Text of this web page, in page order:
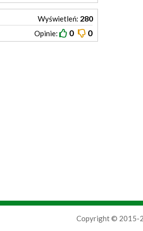
Opinie: 0 0
Wyświetleń: 280
Copyright © 2015-